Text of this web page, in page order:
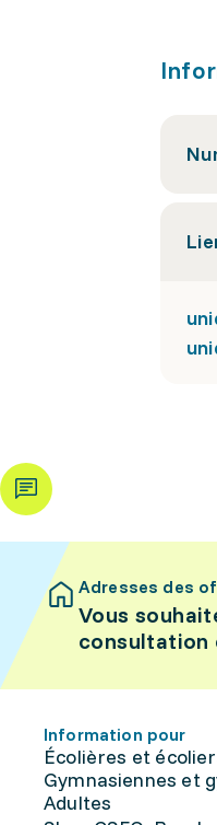
Adresses des
Vous
consultation
Information pour
Écolières et
Gymnasiennes et
Adultes